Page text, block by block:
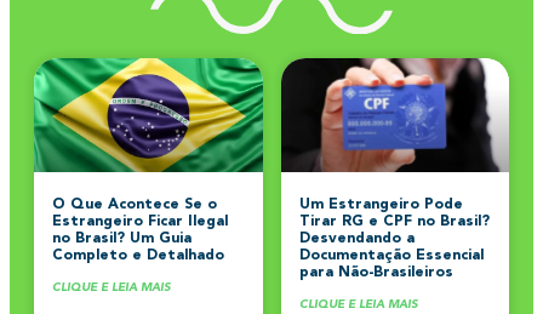
O Que Acontece Se o
Estrangeiro Ficar Ilegal
no Brasil? Um Guia
Completo e Detalhado
CLIQUE E LEIA MAIS
Um Estrangeiro Pode
Tirar RG e CPF no Brasil?
Desvendando a
Documentação Essencial
para Não-Brasileiros
CLIQUE E LEIA MAIS